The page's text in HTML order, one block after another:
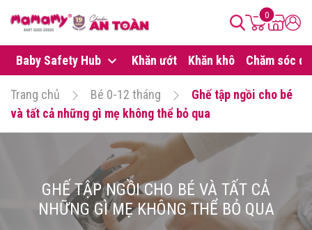
0
Baby Safety Hub Khăn ướt Khăn khô Chăm sóc da
Trang chủ Bé 0-12 tháng
Ghế tập ngồi cho bé
và tất cả những gì mẹ không thể bỏ qua
GHẾ TẬP NGỒI CHO BÉ VÀ TẤT CẢ
NHỮNG GÌ MẸ KHÔNG THỂ BỎ QUA